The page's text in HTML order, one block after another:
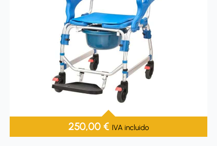
250,00€ IVA incluido